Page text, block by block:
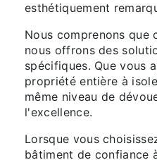
esthétiquement
Nous comprenons que
nous offrons des
spécifiques. Que vous
propriété entière à
même niveau de
l'excellence.
Lorsque vous
bâtiment de confiance